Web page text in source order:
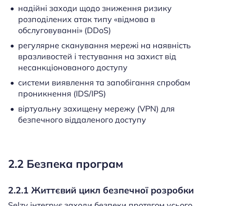
надійні заходи щодо зниження ризику
розподілених атак типу «відмова в
обслуговуванні» (DDoS)
регулярне сканування мережі на наявність
вразливостей і тестування на захист від
несанкціонованого доступу
системи виявлення та запобігання спробам
проникнення (IDS/IPS)
віртуальну захищену мережу (VPN) для
безпечного віддаленого доступу
2.2 Безпека програм
2.2.1 Життєвий цикл безпечної розробки